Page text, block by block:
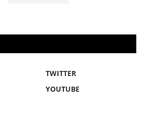
TWITTER
YOUTUBE